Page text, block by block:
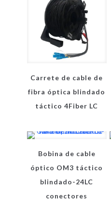
Carrete de cable de
fibra óptica blindado
táctico 4Fiber LC
Bobina de cable
óptico OM3 táctico
blindado-24LC
conectores